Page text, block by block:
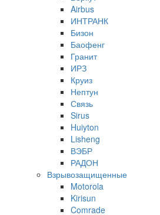
Airbus
ИНТРАНК
Бизон
Баофенг
Гранит
ИРЗ
Круиз
Нептун
Связь
Sirus
Huiyton
Lisheng
ВЭБР
РАДОН
Взрывозащищенные
Motorola
Kirisun
Comrade